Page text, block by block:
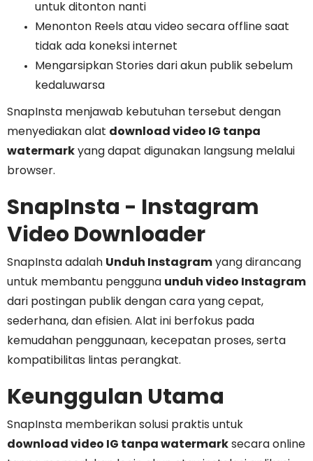
untuk ditonton nanti
Menonton Reels atau video secara offline saat
tidak ada koneksi internet
Mengarsipkan Stories dari akun publik sebelum
kedaluwarsa
SnapInsta menjawab kebutuhan tersebut dengan
menyediakan alat download video IG tanpa
watermark yang dapat digunakan langsung melalui
browser.
SnapInsta - Instagram
Video Downloader
SnapInsta adalah Unduh Instagram yang dirancang
untuk membantu pengguna unduh video Instagram
dari postingan publik dengan cara yang cepat,
sederhana, dan efisien. Alat ini berfokus pada
kemudahan penggunaan, kecepatan proses, serta
kompatibilitas lintas perangkat.
Keunggulan Utama
SnapInsta memberikan solusi praktis untuk
download video IG tanpa watermark secara online